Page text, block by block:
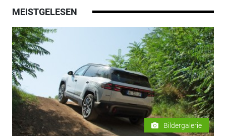
MEISTGELESEN
Bildergalerie